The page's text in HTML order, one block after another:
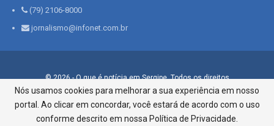
(79) 2106-8000
jornalismo@infonet.com.br
© 2026 - O que é notícia em Sergipe. Todos os direitos
reservados.
Infonet - Rua Monsenhor Silveira 276, Bairro São José |
Aracaju-SE, CEP 49015-030, Fone: 79.2106.8000 - CI Centro de
Nós usamos cookies para melhorar a sua experiência em nosso
portal. Ao clicar em concordar, você estará de acordo com o uso
conforme descrito em nossa Política de Privacidade.